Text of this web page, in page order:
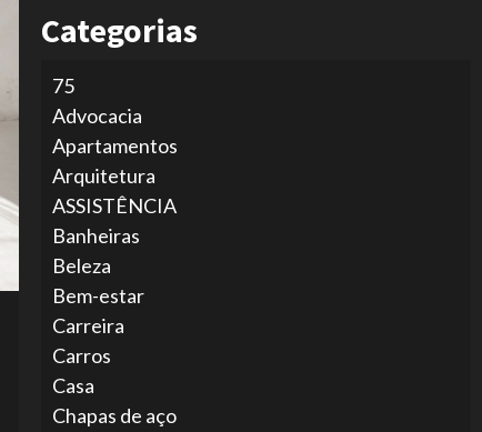
Categorias
75
Advocacia
Apartamentos
Arquitetura
ASSISTÊNCIA
Banheiras
Beleza
Bem-estar
Carreira
Carros
Casa
Chapas de aço